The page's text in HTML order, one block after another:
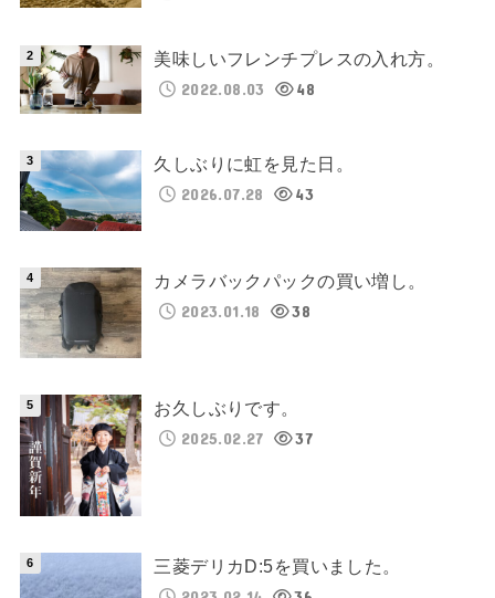
美味しいフレンチプレスの入れ方。
2022.08.03
48
久しぶりに虹を見た日。
2026.07.28
43
カメラバックパックの買い増し。
2023.01.18
38
お久しぶりです。
2025.02.27
37
三菱デリカD:5を買いました。